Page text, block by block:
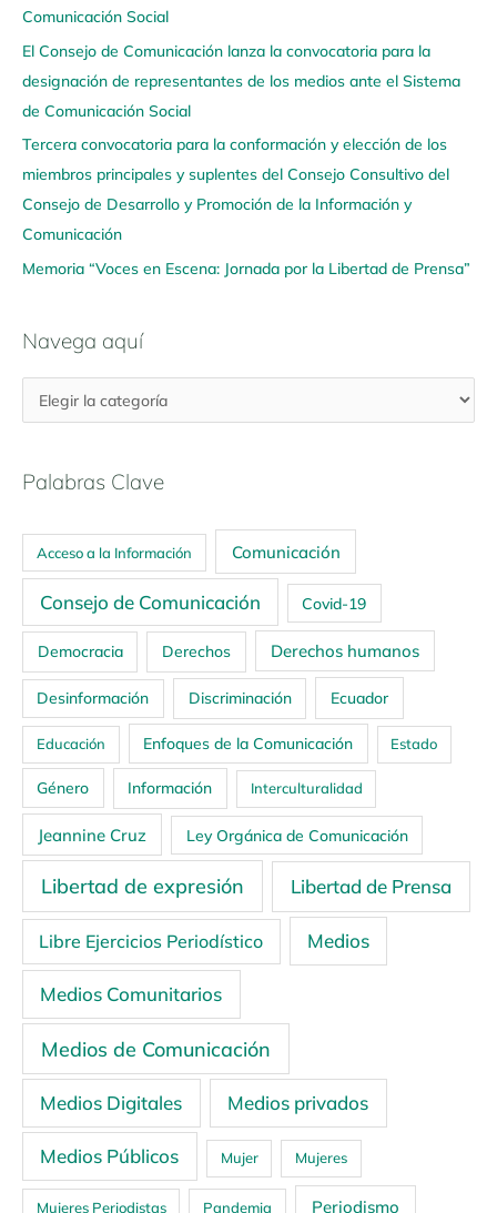
Comunicación Social
El Consejo de Comunicación lanza la convocatoria para la
designación de representantes de los medios ante el Sistema
de Comunicación Social
Tercera convocatoria para la conformación y elección de los
miembros principales y suplentes del Consejo Consultivo del
Consejo de Desarrollo y Promoción de la Información y
Comunicación
Memoria “Voces en Escena: Jornada por la Libertad de Prensa”
Navega aquí
a
q
u
í
Palabras Clave
Acceso a la Información Comunicación
Consejo de Comunicación Covid-19
Democracia Derechos Derechos humanos
Desinformación Discriminación Ecuador
Educación Enfoques de la Comunicación Estado
Género Información Interculturalidad
Jeannine Cruz Ley Orgánica de Comunicación
Libertad de expresión Libertad de Prensa
Libre Ejercicios Periodístico Medios
Medios Comunitarios
Medios de Comunicación
Medios Digitales Medios privados
Medios Públicos Mujer Mujeres
Mujeres Periodistas Pandemia Periodismo